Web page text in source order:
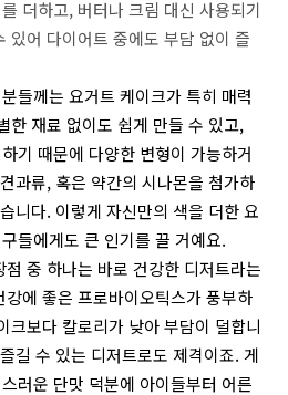
더하고, 버터나 크림 대신 사용되기
있어 다이어트 중에도 부담 없이 즐
들께는 요거트 케이크가 특히 매력
한 재료 없이도 쉽게 만들 수 있고,
기 때문에 다양한 변형이 가능하거
과류, 혹은 약간의 시나몬을 첨가하
니다. 이렇게 자신만의 색을 더한 요
들에게도 큰 인기를 끌 거예요.
중 하나는 바로 건강한 디저트라는
에 좋은 프로바이오틱스가 풍부하
크보다 칼로리가 낮아 부담이 덜합니
길 수 있는 디저트로도 제격이죠. 게
러운 단맛 덕분에 아이들부터 어른